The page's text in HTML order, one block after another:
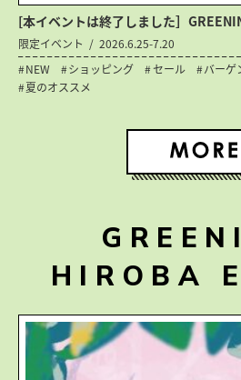
[本イベントは終了しました］
限定イベント
2026.6.25-7.20
NEW
ショッピング セール バーゲ
夏のオススメ
HIROBA